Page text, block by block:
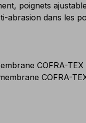
poignets
abrasion dans les
COFRA-
COFRA-